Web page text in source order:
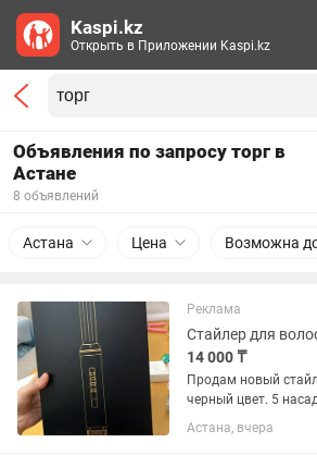
Объявления по запросу торг в
Астане
8 объявлений
Астана Цена Возможна
Реклама
Стайлер для
14 000 ₸
Продам новый
черный цвет. 5
использовала. Все в
Астана, вчера
Kaspi.kz
Открыть в Приложении Kaspi.kz